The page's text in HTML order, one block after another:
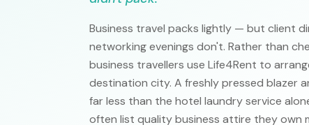
Business travel packs lightly — but client
networking evenings don't. Rather than
business travellers use Life4Rent to
destination city. A freshly pressed blazer
far less than the hotel laundry service
often list quality business attire they own